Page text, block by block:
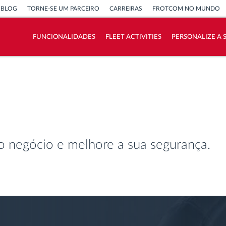
BLOG TORNE-SE UM PARCEIRO CARREIRAS FROTCOM NO MUNDO
FUNCIONALIDADES FLEET ACTIVITIES PERSONALIZE A
negócio e melhore a sua segurança.